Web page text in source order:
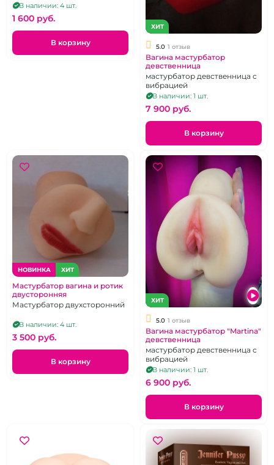
В наличии: 4 шт.
1 600 pуб.
В корзину
ХИТ
5.0 1 отзыв
Вагина мастурбатор
девственница
мастурбатор девственница с
вибрацией
В наличии: 1 шт.
7 900 pуб.
В корзину
НОВИНКА ХИТ
Мастурбатор вагина и ротик
двусторонняя
Мастурбатор двухсторонний
В наличии: 4 шт.
3 500 pуб.
В корзину
ХИТ
5.0 1 отзыв
Вагина мастурбатор "Martina"
девственница
мастурбатор девственница с
вибрацией
В наличии: 1 шт.
6 900 pуб.
В корзину